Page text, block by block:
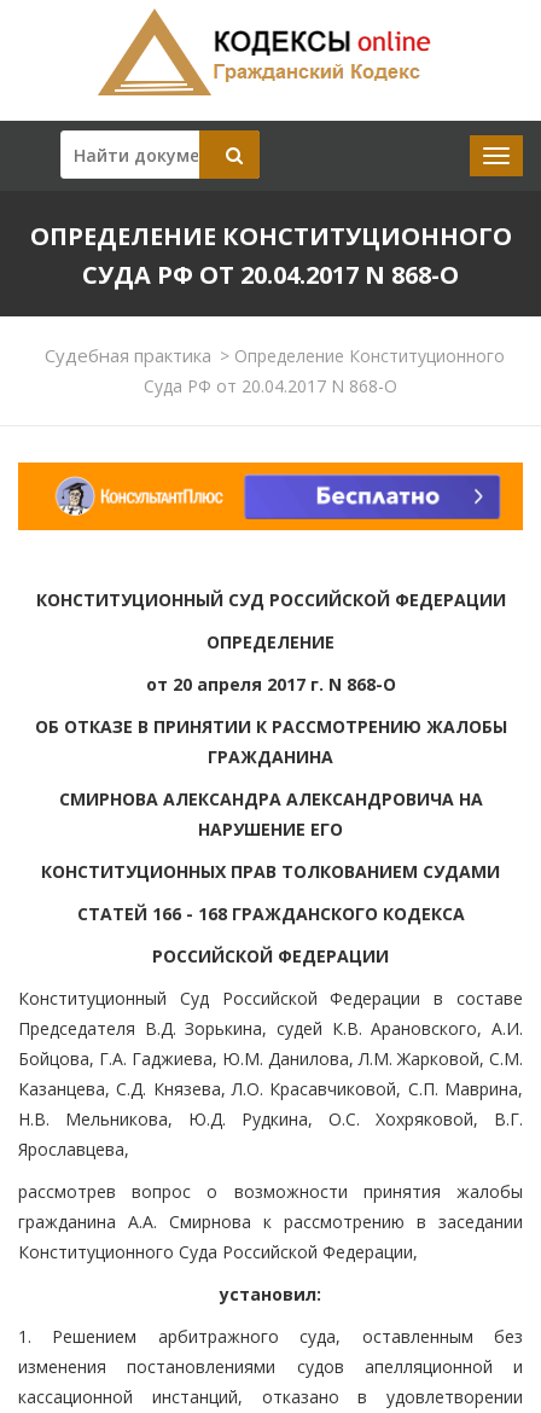
ОПРЕДЕЛЕНИЕ КОНСТИТУЦИОННОГО
СУДА РФ ОТ 20.04.2017 N 868-О
Судебная практика > Определение Конституционного
Суда РФ от 20.04.2017 N 868-О
КОНСТИТУЦИОННЫЙ СУД РОССИЙСКОЙ ФЕДЕРАЦИИ
ОПРЕДЕЛЕНИЕ
от 20 апреля 2017 г. N 868-О
ОБ ОТКАЗЕ В ПРИНЯТИИ К РАССМОТРЕНИЮ ЖАЛОБЫ
ГРАЖДАНИНА
СМИРНОВА АЛЕКСАНДРА АЛЕКСАНДРОВИЧА НА
НАРУШЕНИЕ ЕГО
КОНСТИТУЦИОННЫХ ПРАВ ТОЛКОВАНИЕМ СУДАМИ
СТАТЕЙ 166 - 168 ГРАЖДАНСКОГО КОДЕКСА
РОССИЙСКОЙ ФЕДЕРАЦИИ
Конституционный Суд Российской Федерации в составе
Председателя В.Д. Зорькина, судей К.В. Арановского, А.И.
Бойцова, Г.А. Гаджиева, Ю.М. Данилова, Л.М. Жарковой, С.М.
Казанцева, С.Д. Князева, Л.О. Красавчиковой, С.П. Маврина,
Н.В. Мельникова, Ю.Д. Рудкина, О.С. Хохряковой, В.Г.
Ярославцева,
рассмотрев вопрос о возможности принятия жалобы
гражданина А.А. Смирнова к рассмотрению в заседании
Конституционного Суда Российской Федерации,
установил:
1. Решением арбитражного суда, оставленным без
изменения постановлениями судов апелляционной и
кассационной инстанций, отказано в удовлетворении